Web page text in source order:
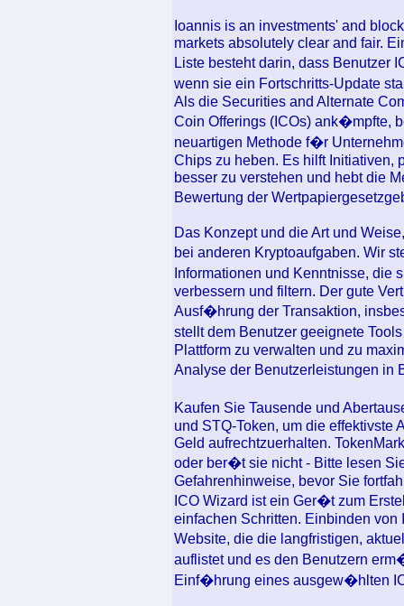
Ioannis is an investments' and
markets absolutely clear and fair.
Liste besteht darin, dass Benutzer
wenn sie ein Fortschritts-Update
Als die Securities and Alternate
Coin Offerings (ICOs) ank�mpfte,
neuartigen Methode f�r
Chips zu heben. Es hilft Initiativen,
besser zu verstehen und hebt die
Bewertung der
Das Konzept und die Art und
bei anderen Kryptoaufgaben. Wir
Informationen und Kenntnisse, die
verbessern und filtern. Der gute
Ausf�hrung der Transaktion,
stellt dem Benutzer geeignete
Plattform zu verwalten und zu
Analyse der Benutzerleistungen in
Kaufen Sie Tausende und
und STQ-Token, um die effektivste
Geld aufrechtzuerhalten.
oder ber�t sie nicht - Bitte lesen
Gefahrenhinweise, bevor Sie
ICO Wizard ist ein Ger�t zum
einfachen Schritten. Einbinden von
Website, die die langfristigen,
auflistet und es den Benutzern
Einf�hrung eines ausgew�hlten